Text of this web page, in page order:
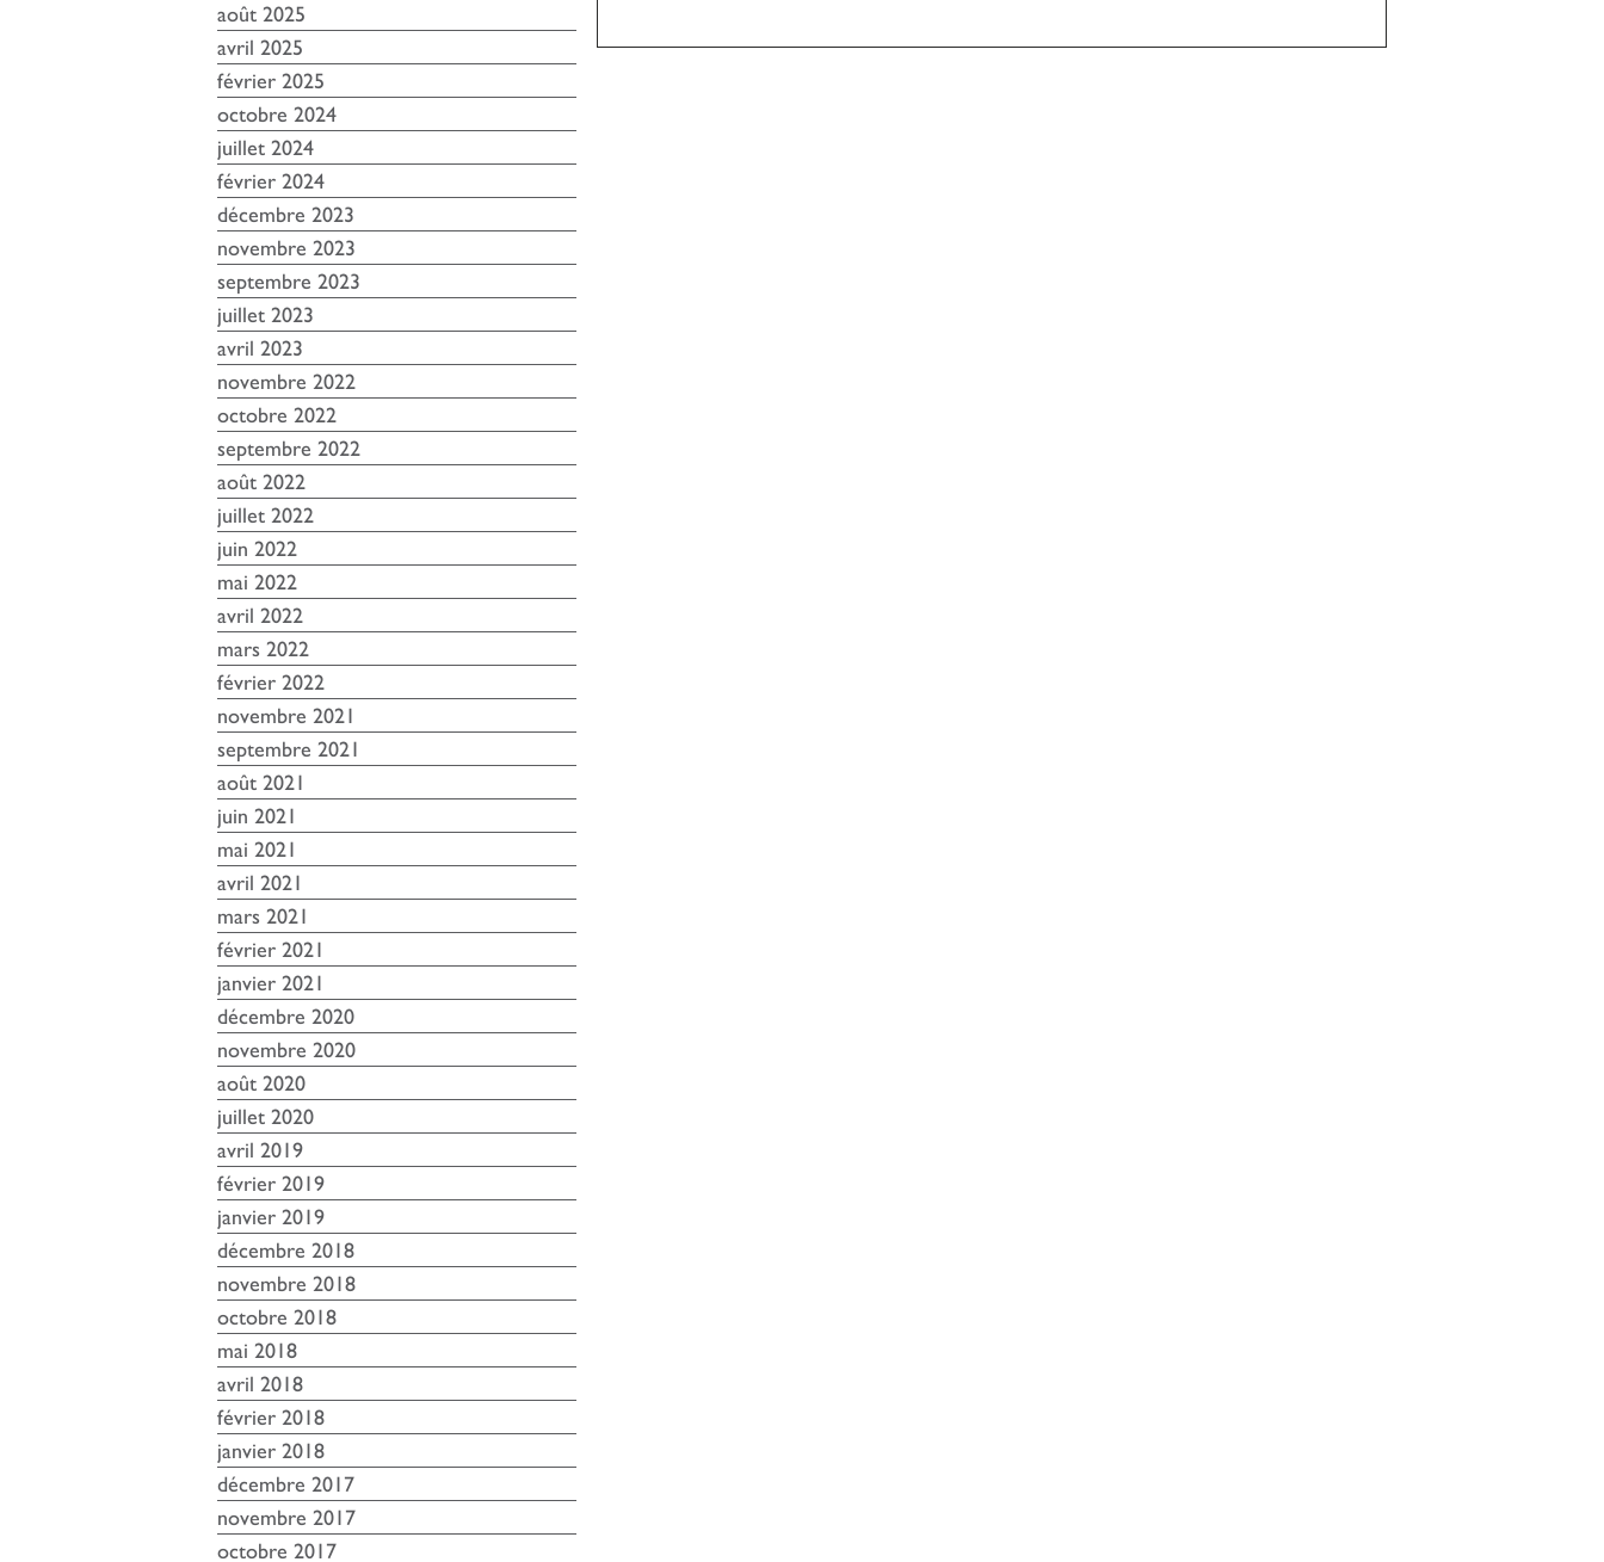
août 2025
avril 2025
février 2025
octobre 2024
juillet 2024
février 2024
décembre 2023
novembre 2023
septembre 2023
juillet 2023
avril 2023
novembre 2022
octobre 2022
septembre 2022
août 2022
juillet 2022
juin 2022
mai 2022
avril 2022
mars 2022
février 2022
novembre 2021
septembre 2021
août 2021
juin 2021
mai 2021
avril 2021
mars 2021
février 2021
janvier 2021
décembre 2020
novembre 2020
août 2020
juillet 2020
avril 2019
février 2019
janvier 2019
décembre 2018
novembre 2018
octobre 2018
mai 2018
avril 2018
février 2018
janvier 2018
décembre 2017
novembre 2017
octobre 2017